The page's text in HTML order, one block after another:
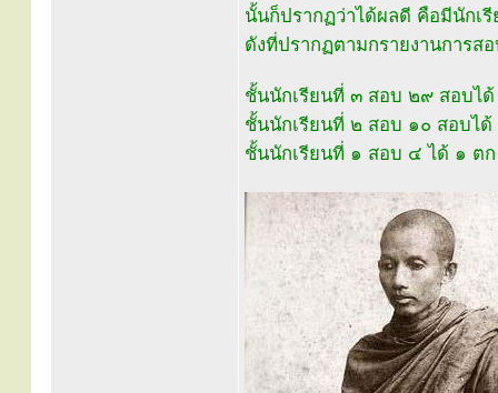
นั้นก็ปรากฏว่าได้ผลดี คือมีนักเรี
ดังที่ปรากฏตามกรายงานการส
ชั้นนักเรียนที่ ๓ สอบ ๒๙ สอบไ
ชั้นนักเรียนที่ ๒ สอบ ๑๐ สอบไ
ชั้นนักเรียนที่ ๑ สอบ ๔ ได้ ๑ ต